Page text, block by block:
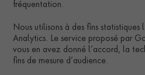
fréquentation.
Nous utilisons à des fins
Analytics. Le service proposé par
vous en avez donné l’accord, la
fins de mesure d’audience.